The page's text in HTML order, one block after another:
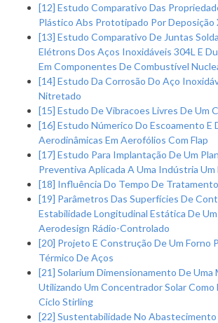
[12] Estudo Comparativo Das
Plástico Abs Prototipado Por Deposição
[13] Estudo Comparativo De Juntas
Elétrons Dos Aços Inoxidáveis 304L E
Em Componentes De Combustível
[14] Estudo Da Corrosão Do Aço
Nitretado
[15] Estudo De Vibracoes Livres De Um
[16] Estudo Númerico Do Escoamento E
Aerodinâmicas Em Aerofólios Com Flap
[17] Estudo Para Implantação De Um
Preventiva Aplicada A Uma Indústria Um
[18] Influência Do Tempo De
[19] Parâmetros Das Superfícies De
Estabilidade Longitudinal Estática De
Aerodesign Rádio-Controlado
[20] Projeto E Construção De Um Forno
Térmico De Aços
[21] Solarium Dimensionamento De Uma
Utilizando Um Concentrador Solar
Ciclo Stirling
[22] Sustentabilidade No Abastecimento